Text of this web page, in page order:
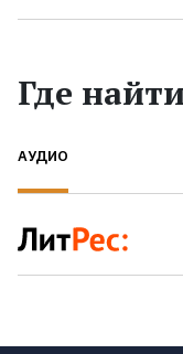
Где найти
АУДИО